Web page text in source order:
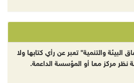
البيئة والتنمية" تعبر عن رأي كتابها ولا
نظر مركز معا أو المؤسسة الداعمة.